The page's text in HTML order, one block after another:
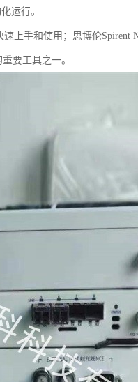
运行。
上手和使用；思博伦Spirent
要工具之一。